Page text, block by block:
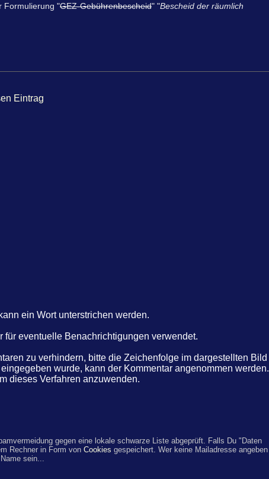
Formulierung "GEZ-Gebührenbescheid" "Bescheid der räumlich
Eintrag
ein Wort unterstrichen werden.
eventuelle Benachrichtigungen verwendet.
zu verhindern, bitte die Zeichenfolge im dargestellten Bild
wurde, kann der Kommentar angenommen werden.
dieses Verfahren anzuwenden.
gegen eine lokale schwarze Liste abgeprüft. Falls Du "Daten
Rechner in Form von Cookies gespeichert. Wer keine Mailadresse angeben
sein...